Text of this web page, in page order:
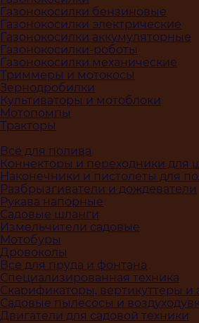
Газонокосилки бензиновые
Газонокосилки электрические
Газонокосилки аккумуляторные
Газонокосилки-роботы
Газонокосилки механические
Триммеры и мотокосы
Зернодробилки
Культиваторы и мотоблоки
Мотопомпы
Тракторы
Всё для полива
Коннекторы и переходники для
Наконечники и пистолеты для
Разбрызгиватели и дождеватели
Рукава напорные
Садовые шланги
Измельчители садовые
Мотобуры
Дровоколы
Все для пруда и фонтана
Специализированная техника
Скарификаторы, вертикуттеры и
Садовые пылесосы и
Двигатели для садовой техники